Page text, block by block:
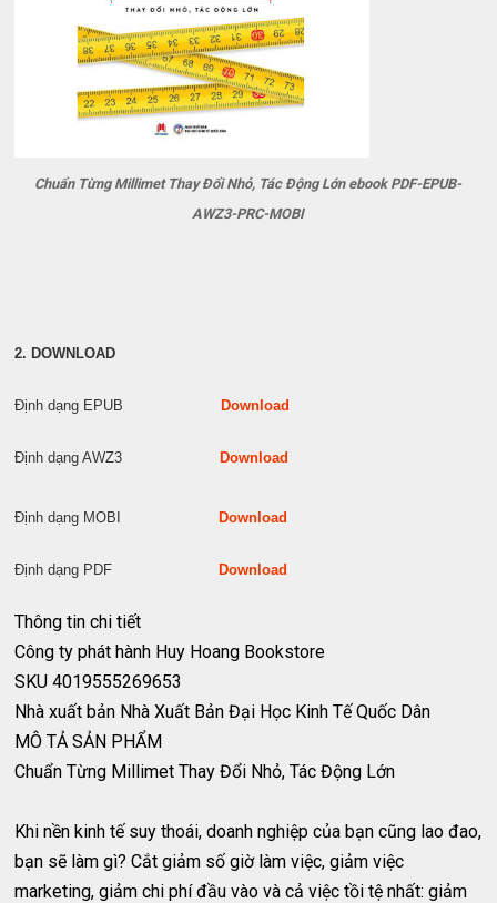
Chuẩn Từng Millimet Thay Đổi Nhỏ, Tác Động Lớn ebook PDF-EPUB-
AWZ3-PRC-MOBI
2. DOWNLOAD
Định dạng EPUB Download
Định dạng AWZ3 Download
Định dạng MOBI Download
Định dạng PDF Download
Thông tin chi tiết
Công ty phát hành Huy Hoang Bookstore
SKU 4019555269653
Nhà xuất bản Nhà Xuất Bản Đại Học Kinh Tế Quốc Dân
MÔ TẢ SẢN PHẨM
Chuẩn Từng Millimet Thay Đổi Nhỏ, Tác Động Lớn
Khi nền kinh tế suy thoái, doanh nghiệp của bạn cũng lao đao,
bạn sẽ làm gì? Cắt giảm số giờ làm việc, giảm việc
marketing, giảm chi phí đầu vào và cả việc tồi tệ nhất: giảm